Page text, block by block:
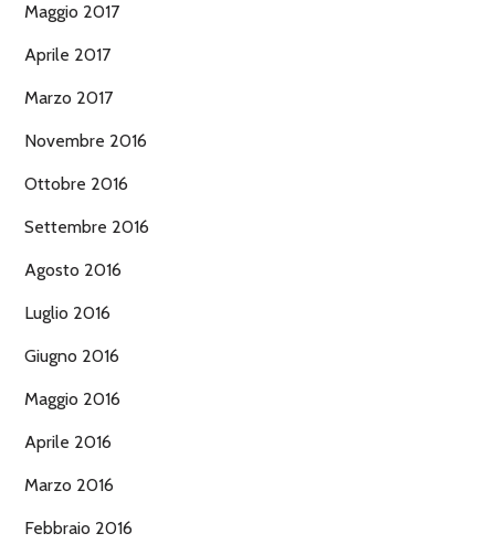
Maggio 2017
Aprile 2017
Marzo 2017
Novembre 2016
Ottobre 2016
Settembre 2016
Agosto 2016
Luglio 2016
Giugno 2016
Maggio 2016
Aprile 2016
Marzo 2016
Febbraio 2016